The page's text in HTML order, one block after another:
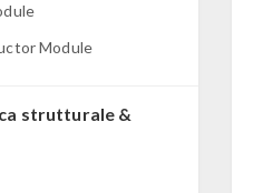
Module
strutturale &